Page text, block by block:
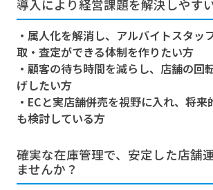
導入により経営課題を解決しやす
・属人化を解消し、アルバイトスタッ
取・査定ができる体制を作りたい方
・顧客の待ち時間を減らし、店舗の回
げしたい方
・ECと実店舗併売を視野に入れ、将
も検討している方
確実な在庫管理で、安定した店舗
ませんか？